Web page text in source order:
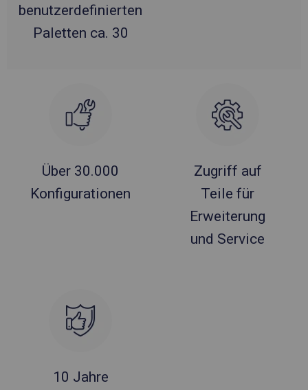
benutzerdefinierten
Paletten ca. 30
Über 30.000
Konfigurationen
Zugriff auf
Teile für
Erweiterung
und Service
10 Jahre